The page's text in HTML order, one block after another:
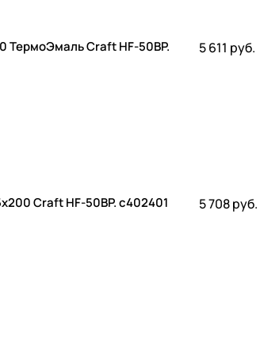
ТермоЭмаль Craft HF-50BP.
5 611 руб.
Craft HF-50BP. c402401 5 708 руб.